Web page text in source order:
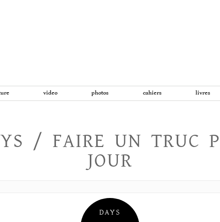
video photos cahiers livres
/ FAIRE UN TRUC
JOUR
DAYS